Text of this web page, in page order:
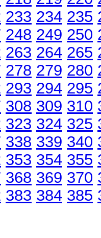
233 234 235
248 249 250
263 264 265
278 279 280
293 294 295
308 309 310
323 324 325
338 339 340
353 354 355
368 369 370
383 384 385